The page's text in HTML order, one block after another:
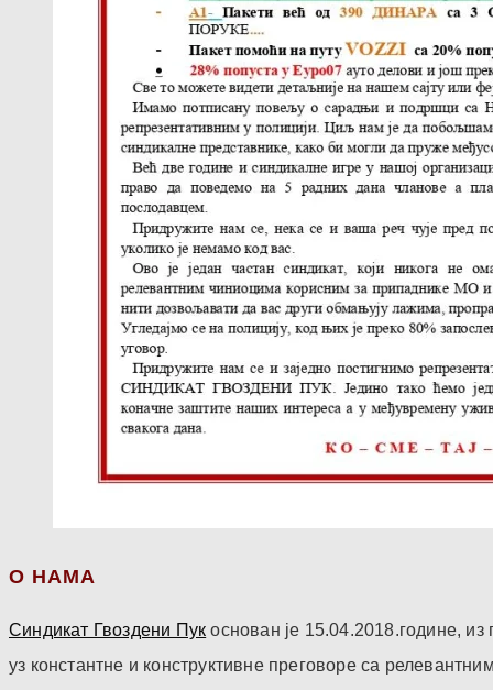
О НАМА
Синдикат Гвоздени Пук основан је 15.04.2018.године,
уз константне и конструктивне преговоре са